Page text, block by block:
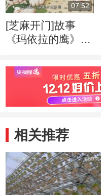
07:52
[芝麻开门]故事
《玛依拉的鹰》
相关推荐